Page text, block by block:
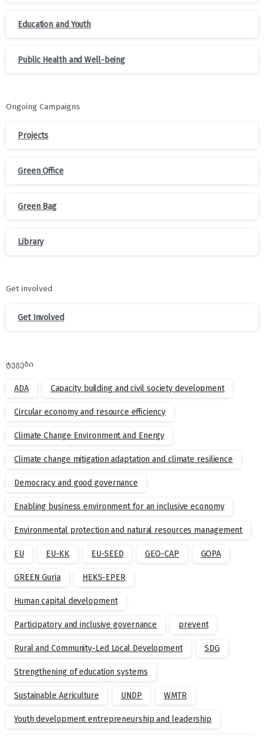
Education and Youth
Public Health and Well-being
Ongoing Campaigns
Projects
Green Office
Green Bag
Library
Get involved
Get Involved
ტეგები
ADA Capacity building and civil society development
Circular economy and resource efficiency
Climate Change Environment and Energy
Climate change mitigation adaptation and climate resilience
Democracy and good governance
Enabling business environment for an inclusive economy
Environmental protection and natural resources management
EU EU-KK EU-SEED GEO-CAP GOPA
GREEN Guria HEKS-EPER
Human capital development
Participatory and inclusive governance prevent
Rural and Community-Led Local Development SDG
Strengthening of education systems
Sustainable Agriculture UNDP WMTR
Youth development entrepreneurship and leadership